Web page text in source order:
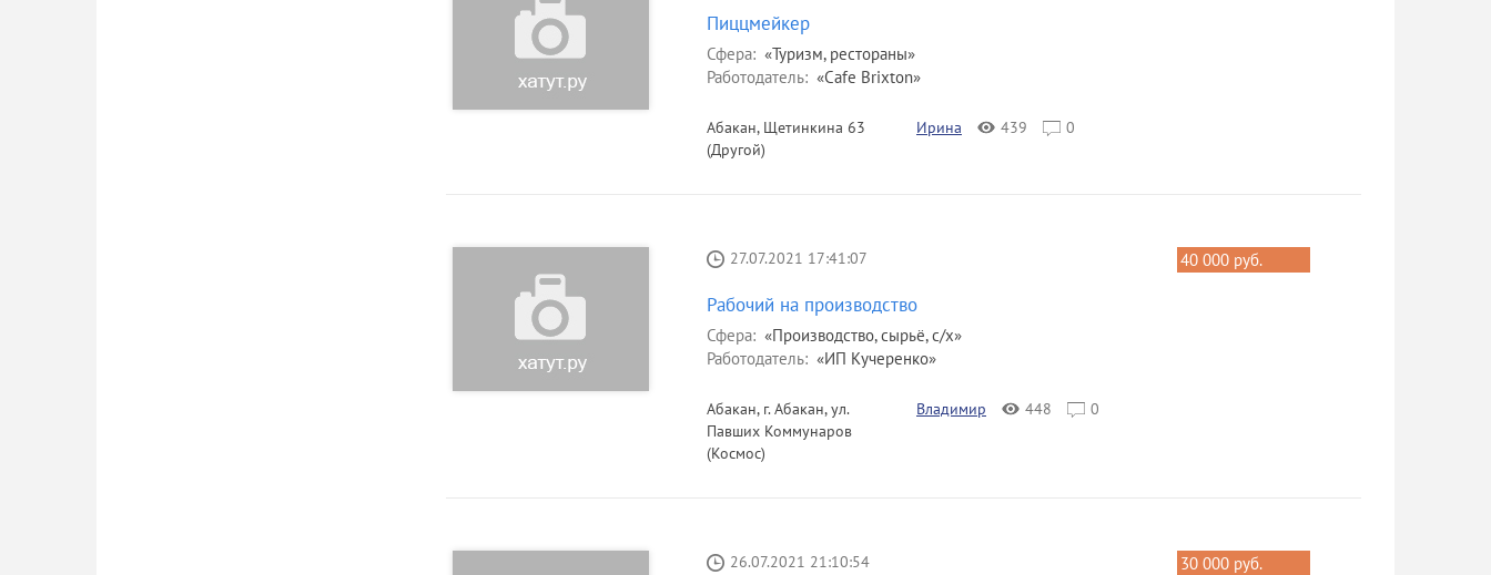
Пиццмейкер
Сфера: «Туризм, рестораны»
Работодатель: «Cafe Brixton»
Абакан, Щетинкина 63
(Другой)
Ирина 439 0
27.07.2021 17:41:07
Рабочий на производство
Сфера: «Производство, сырьё, с/х»
Работодатель: «ИП Кучеренко»
Абакан, г. Абакан, ул.
Павших Коммунаров
(Космос)
Владимир 448 0
40 000 руб.
26.07.2021 21:10:54 30 000 руб.